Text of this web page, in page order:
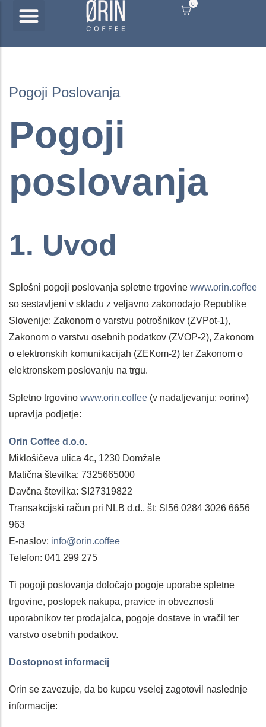
0
Pogoji Poslovanja
Pogoji
poslovanja
1. Uvod
Splošni pogoji poslovanja spletne trgovine www.orin.coffee
so sestavljeni v skladu z veljavno zakonodajo Republike
Slovenije: Zakonom o varstvu potrošnikov (ZVPot-1),
Zakonom o varstvu osebnih podatkov (ZVOP-2), Zakonom
o elektronskih komunikacijah (ZEKom-2) ter Zakonom o
elektronskem poslovanju na trgu.
Spletno trgovino www.orin.coffee (v nadaljevanju: »orin«)
upravlja podjetje:
Orin Coffee d.o.o.
Miklošičeva ulica 4c, 1230 Domžale
Matična številka: 7325665000
Davčna številka: SI27319822
Transakcijski račun pri NLB d.d., št: SI56 0284 3026 6656
963
E-naslov: info@orin.coffee
Telefon: 041 299 275
Ti pogoji poslovanja določajo pogoje uporabe spletne
trgovine, postopek nakupa, pravice in obveznosti
uporabnikov ter prodajalca, pogoje dostave in vračil ter
varstvo osebnih podatkov.
Dostopnost informacij
Orin se zavezuje, da bo kupcu vselej zagotovil naslednje
informacije: